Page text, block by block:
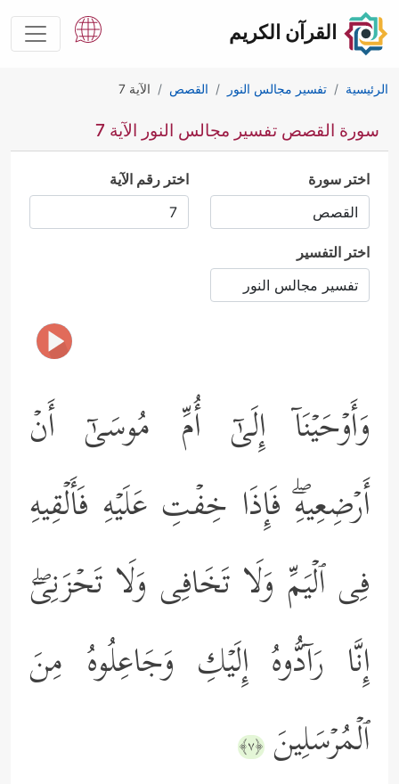
القرآن الكريم
الرئيسية تفسير مجالس النور القصص الآية 7
سورة القصص تفسير مجالس النور الآية 7
اختر سورة اختر رقم الآية
اختر التفسير
وَأَوۡحَیۡنَاۤ إِلَىٰۤ أُمِّ مُوسَىٰۤ أَنۡ
أَرۡضِعِیهِۖ فَإِذَا خِفۡتِ عَلَیۡهِ فَأَلۡقِیهِ
فِی ٱلۡیَمِّ وَلَا تَخَافِی وَلَا تَحۡزَنِیۤۖ
إِنَّا رَاۤدُّوهُ إِلَیۡكِ وَجَاعِلُوهُ مِنَ
ٱلۡمُرۡسَلِینَ ﴿٧﴾